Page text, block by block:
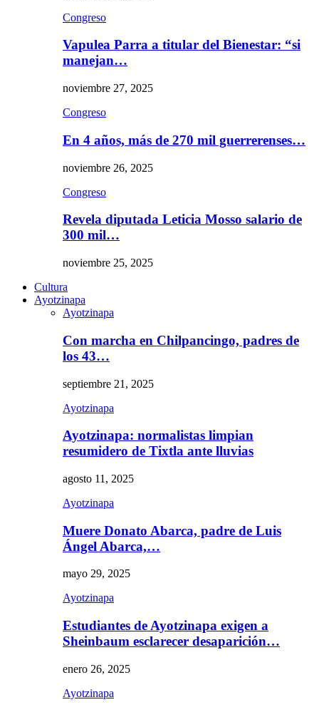
Congreso
Vapulea Parra a titular del Bienestar: “si
manejan…
noviembre 27, 2025
Congreso
En 4 años, más de 270 mil guerrerenses…
noviembre 26, 2025
Congreso
Revela diputada Leticia Mosso salario de
300 mil…
noviembre 25, 2025
Cultura
Ayotzinapa
Ayotzinapa
Con marcha en Chilpancingo, padres de
los 43…
septiembre 21, 2025
Ayotzinapa
Ayotzinapa: normalistas limpian
resumidero de Tixtla ante lluvias
agosto 11, 2025
Ayotzinapa
Muere Donato Abarca, padre de Luis
Ángel Abarca,…
mayo 29, 2025
Ayotzinapa
Estudiantes de Ayotzinapa exigen a
Sheinbaum esclarecer desaparición…
enero 26, 2025
Ayotzinapa